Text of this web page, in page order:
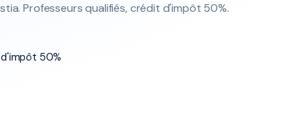
Professeurs qualifiés, crédit d'impôt 50%.
50%